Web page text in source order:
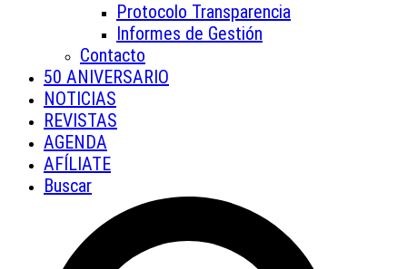
Protocolo Transparencia
Informes de Gestión
Contacto
50 ANIVERSARIO
NOTICIAS
REVISTAS
AGENDA
AFÍLIATE
Buscar